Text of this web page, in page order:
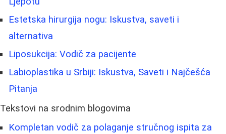
Estetska hirurgija nogu: Iskustva, saveti i
alternativa
Liposukcija: Vodič za pacijente
Labioplastika u Srbiji: Iskustva, Saveti i Najčešća
Pitanja
Tekstovi na srodnim blogovima
Kompletan vodič za polaganje stručnog ispita za